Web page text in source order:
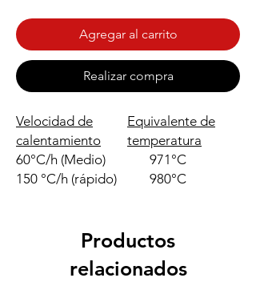
Agregar al carrito
Realizar compra
Velocidad de
calentamiento
Equivalente de
temperatura
60°C/h (Medio)
971°C
150 °C/h (rápido)
980°C
Productos
relacionados